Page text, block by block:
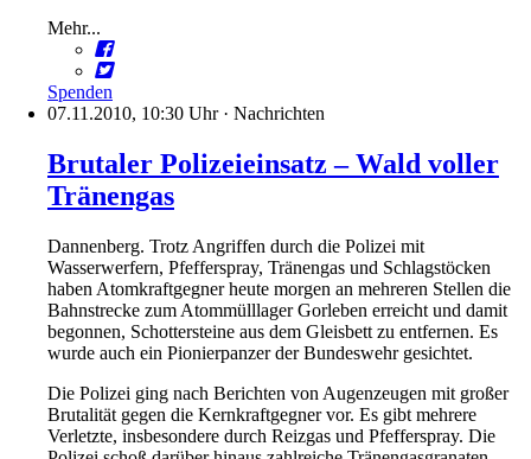
Mehr...
Spenden
07.11.2010, 10:30 Uhr· Nachrichten
Brutaler Polizeieinsatz – Wald voller
Tränengas
Dannenberg. Trotz Angriffen durch die Polizei mit
Wasserwerfern, Pfefferspray, Tränengas und Schlagstöcken
haben Atomkraftgegner heute morgen an mehreren Stellen die
Bahnstrecke zum Atommülllager Gorleben erreicht und damit
begonnen, Schottersteine aus dem Gleisbett zu entfernen. Es
wurde auch ein Pionierpanzer der Bundeswehr gesichtet.
Die Polizei ging nach Berichten von Augenzeugen mit großer
Brutalität gegen die Kernkraftgegner vor. Es gibt mehrere
Verletzte, insbesondere durch Reizgas und Pfefferspray. Die